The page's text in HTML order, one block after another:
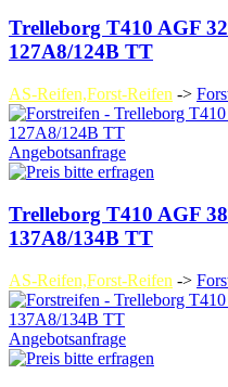
Trelleborg T410 AGF
127A8/124B TT
AS-Reifen,Forst-Reifen ->
Angebotsanfrage
Trelleborg T410 AGF
137A8/134B TT
AS-Reifen,Forst-Reifen ->
Angebotsanfrage